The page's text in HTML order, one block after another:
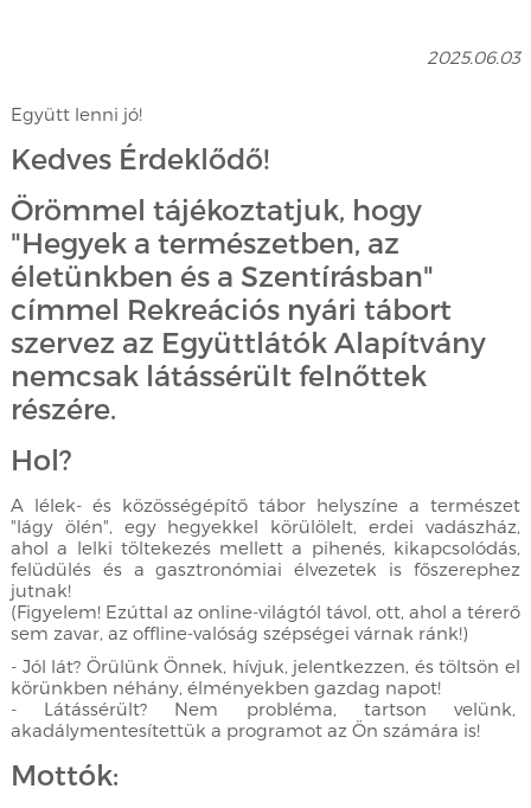
2025.06.03
Együtt lenni jó!
Kedves Érdeklődő!
Örömmel tájékoztatjuk, hogy
"Hegyek a természetben, az
életünkben és a Szentírásban"
címmel Rekreációs nyári tábort
szervez az Együttlátók Alapítvány
nemcsak látássérült felnőttek
részére.
Hol?
A lélek- és közösségépítő tábor helyszíne a természet
"lágy ölén", egy hegyekkel körülölelt, erdei vadászház,
ahol a lelki töltekezés mellett a pihenés, kikapcsolódás,
felüdülés és a gasztronómiai élvezetek is főszerephez
jutnak!
(Figyelem! Ezúttal az online-világtól távol, ott, ahol a térerő
sem zavar, az offline-valóság szépségei várnak ránk!)
- Jól lát? Örülünk Önnek, hívjuk, jelentkezzen, és töltsön el
körünkben néhány, élményekben gazdag napot!
- Látássérült? Nem probléma, tartson velünk,
akadálymentesítettük a programot az Ön számára is!
Mottók: